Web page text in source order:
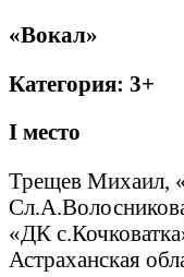
«Вокал»
Категория: 3+
I место
Трещев Михаил,
«ДК
Астраханская